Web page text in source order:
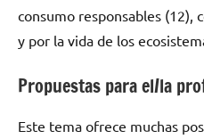
consumo responsables (12),
y por la vida de los
Propuestas para el/la
Este tema ofrece muchas